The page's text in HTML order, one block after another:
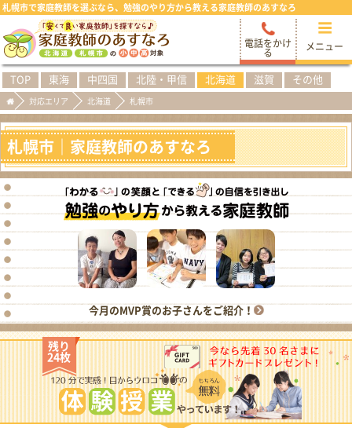
札幌市で家庭教師を選ぶなら、勉強のやり方から教える家庭教師のあすなろ
電話をかけ
る
メニュー
TOP 東海 中四国 北陸・甲信 北海道 滋賀 その他
対応エリア 北海道 札幌市
札幌市｜家庭教師のあすなろ
今月のMVP賞のお子さんをご紹介！
残り
24枚